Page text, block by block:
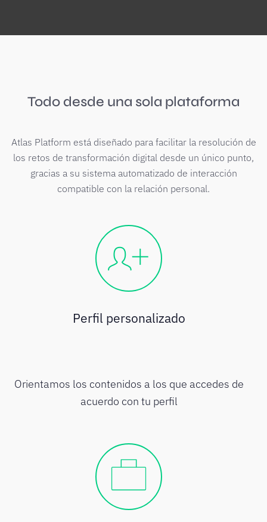
Todo desde una sola plataforma
Atlas Platform está diseñado para facilitar la resolución de
los retos de transformación digital desde un único punto,
gracias a su sistema automatizado de interacción
compatible con la relación personal.
Perfil personalizado
Orientamos los contenidos a los que accedes de
acuerdo con tu perfil